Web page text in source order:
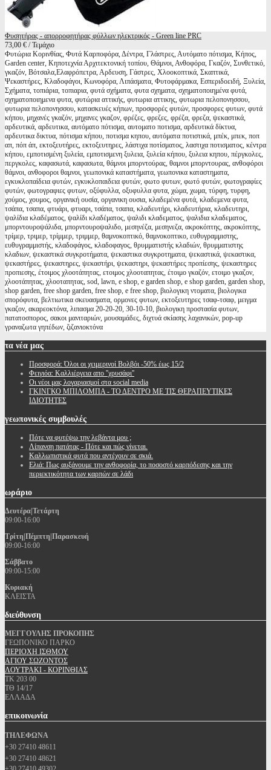
Φυσητήρας - απορροφητήρας φύλλων ηλεκτρικός - Green line PRC
73,00 € / Τεμάχιο
Φυτώρια Κορινθίας, Φυτά Καρποφόρα, Δέντρα, Γλάστρες, Αυτόματο πότισμα, Κήπος,
Garden center, Κηποτεχνία Αρχιτεκτονική τοπίου, Θάμνοι, Ανθοφόρα, Γκαζόν, Συνθετικό,
γκαζόν, Βότσαλα,Ελαφρόπετρα, Αρδευση, Γάστρες, Χλοοκοπτικά, Σκαπτικά,
Ψεκαστήρες, Κλαδοφάγοι, Κωνοφόρα, Λιπάσματα, Φυτοφάρμακα, Εσπεριδοειδή, Ξυλεία,
Σχήματα, τοπιάρια, τοπιαρια, φυτά σχήματα, φυτα σχηματα, σχηματοποιημένα φυτά,
σχηματοποιημενα φυτα, φυτώρια αττικής, φυτωρια αττικης, φυτωρια πελοπονησσου,
φυτωρια πελοπονησσου, κατασκευές κήπων, προσφορές φυτών, προσφορες φυτων, φυτά
κήπου, μηχανές γκαζόν, μηχανες γκαζον, φρέζες, φρεζες, φρέζα, φρεζα, ψεκαστικά,
αρδευτικά, αρδευτικα, αυτόματο πότισμα, αυτοματο ποτισμα, αρδευτικά δίκτυα,
αρδευτικα δικτυα, πότισμα κήπου, ποτισμα κηπου, αυτόματα ποτιστικά, μπέκ, μπεκ, ποπ
απ, πόπ άπ, εκτοξευτήρες, εκτοξευτηρες, λάστιχα ποτίσματος, λαστιχα ποτισματος, κέντρα
κήπου, εμποτισμένη ξυλεία, εμποτισμενη ξυλεια, ξυλεία κήπου, ξυλεια κηπου, πέργκολες,
περγκολες, καφασωτά, καφασωτα, θάμνοι μπορντούρας, θαμνοι μπορντουρας, ανθοφόροι
θάμνοι, ανθοφοροι θαμνοι, γεωπονικά καταστήματα, γεωπονικα καταστηματα,
εγκυκλοπαίδεια φυτών, εγκυκλοπαιδεια φυτών, φωτο φυτων, φωτό φυτών, φωτογραφίες
φυτών, φωτογραφιες φυτων, οξύφυλλα, οξυφυλλα φυτα, χώμα, χωμα, τύρφη, τυρφη,
χούμος, χουμος, οργανική ουσία, οργανικη ουσια, κλαδεμένα φυτά, κλαδεμενα φυτα,
τσάπα, τσαπα, φτυάρι, φτυαρι, τσάπα, τσαπα, κλαδευτήρι, κλαδευτήρια, κλαδευτηρι,
ψαλίδια κλαδέματος, ψαλίδι κλαδέματος, ψαλιδι κλαδεματος, ψαλιδια κλαδεματος,
μπορντουροψάλιδα, μπορντουροψαλιδο, μεσηνέζα, μεσηνεζα, ακροκόπτης, ακροκόπτης,
τρίμερ, τριμερ, τρίμμερ, τριμμερ, θαμνοκοπτικό, θαμνοκοπτικο, ευθυγραμμιστης,
ευθυγραμμιστής, κλαδοφάγος, κλαδοφαγος, θρυμματιστής κλαδιών, θρυμματιστης
κλαδιων, ψεκαστικά συγκροτήματα, ψεκαστικα συγκροτηματα, ψεκαστικά, ψεκαστικα,
ψεκαστήρες, ψεκαστηρες, ψεκαστήρι, ψεκαστηρι, ψεκαστήρες προπίεσης, ψεκαστηρες
προπιεσης, έτοιμος χλοοτάπητας, ετοιμος χλοοταπητας, έτοιμο γκαζόν, ετοιμο γκαζον,
χλοοτάπητας, χλοοταπητας, sod, lawn, e shop, e garden shop, e shop garden, garden shop,
shop garden, free shop garden, free shop, e free shop, βιολογικη ντοματα, βιολογικα
σπορόφυτα, βελτιωτικα σκευασματα, ορμονες φυτων, εκτοξευτηρες τσαφ-τσαφ, μειγμα
γκαζον, ακαρεοκτόνα, λιπασμα 20-20-20, 30-10-10, βιολογικη προστασία φυτων,
πατατοσπορος, σακοι μανιταριών, μουσαμάδες, διχτυά σκίασης λαχανικών, pop-up
γραναζωτα γηπέδων, ζιζανιοκτόνα
τα νέα μας
Προσφορά: Όλοι οι χειμερινοί Βολβόι -50% έως 15/2
Φειγιόα: Καλλιέργεια απο ''χρυσάφι''
Oι νέοι μας λογαριασμοί στα social media
ΓΚΙΝΓΚΟ ΜΠΙΛΟΜΠΑ - ΤΟ ΔΕΝΤΡΟ ΜΕ ΤΙΣ ΘΕΡΑΠΕΥΤΙΚΕΣ
ΙΔΙΟΤΗΤΕΣ
γεωπονικές συμβουλές
Πότε να φυτέψω την λεβάντα μου ;
Λίπανση πατάτας - Πότε και πώς γίνεται.
Καλλωπιστικά φυτά που αντέχουν σε σκιά.
Ελιά: Πως αυξάνουμε την ανθοφορία, το ποσοστό καρπόδεσης και την
περιεκτικότητα των καρπών σε λάδι
ωράριο
Δευτέρα|Τετάρτη
09:00-16:00
Τρίτη|Πέμπτη|Παρασκευή
09:00-16:00
Σάββατο
09:00-15:00
Κυριακή
ΚΛΕΙΣΤΑ
διεύθυνση
ΜΕΓΓΟΥΛΗΣ ΠΡΟΚΟΠΗΣ
ΓΕΩΠΟΝΙΚΟ ΠΑΡΚΟ
ΠΕΡΙΟΧΗ ΙΣΘΜΟΥ
ΑΓΙΟΥ ΣΩΖΟΝΤΟΣ
ΛΟΥΤΡΑΚΙ - ΚΟΡΙΝΘΙΑΣ
ΤΚ 203 00
ΤΘ 14/17
ΕΛΛΑΔΑ
επικοινωνία
ΤΗΛΕΦΩΝΑ
+30 27410 48611
+30 27410 48621